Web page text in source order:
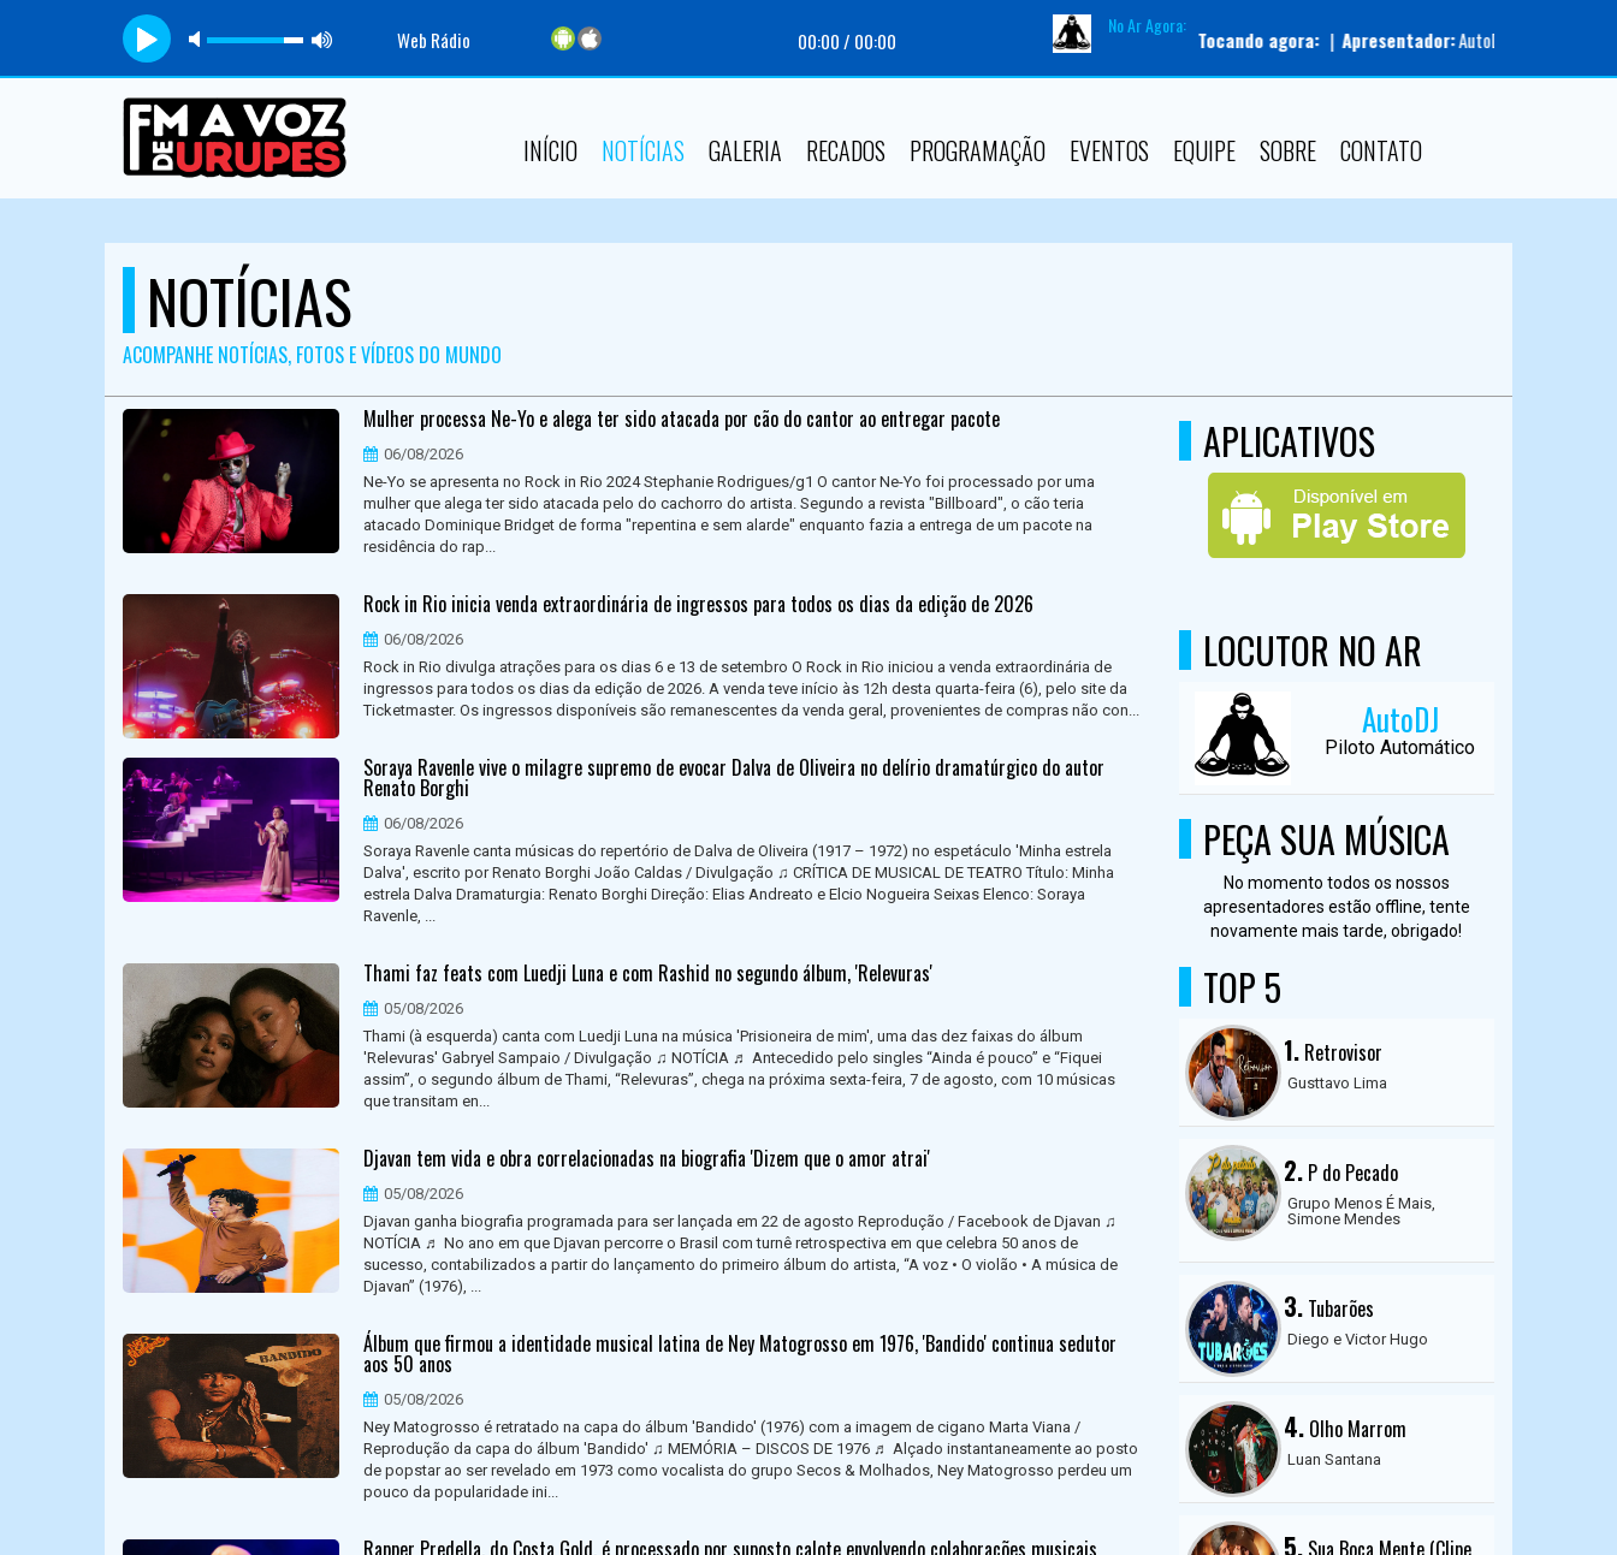
Web Rádio 00:00/ 00:00
No Ar Agora:
Tocando agora:|Apresentador:AutoDJ |Programa:
INÍCIO NOTÍCIAS GALERIA RECADOS PROGRAMAÇÃO EVENTOS EQUIPE SOBRE CONTATO
NOTÍCIAS
ACOMPANHE NOTÍCIAS, FOTOS E VÍDEOS DO MUNDO
Mulher processa Ne-Yo e alega ter sido atacada por cão do cantor ao entregar pacote
06/08/2026
Ne-Yo se apresenta no Rock in Rio 2024 Stephanie Rodrigues/g1 O cantor Ne-Yo foi processado por uma
mulher que alega ter sido atacada pelo do cachorro do artista. Segundo a revista "Billboard", o cão teria
atacado Dominique Bridget de forma "repentina e sem alarde" enquanto fazia a entrega de um pacote na
residência do rap...
Rock in Rio inicia venda extraordinária de ingressos para todos os dias da edição de 2026
06/08/2026
Rock in Rio divulga atrações para os dias 6 e 13 de setembro O Rock in Rio iniciou a venda extraordinária de
ingressos para todos os dias da edição de 2026. A venda teve início às 12h desta quarta-feira (6), pelo site da
Ticketmaster. Os ingressos disponíveis são remanescentes da venda geral, provenientes de compras não con...
Soraya Ravenle vive o milagre supremo de evocar Dalva de Oliveira no delírio dramatúrgico do autor
Renato Borghi
06/08/2026
Soraya Ravenle canta músicas do repertório de Dalva de Oliveira (1917 – 1972) no espetáculo 'Minha estrela
Dalva', escrito por Renato Borghi João Caldas / Divulgação ♫ CRÍTICA DE MUSICAL DE TEATRO Título: Minha
estrela Dalva Dramaturgia: Renato Borghi Direção: Elias Andreato e Elcio Nogueira Seixas Elenco: Soraya
Ravenle, ...
Thami faz feats com Luedji Luna e com Rashid no segundo álbum, 'Relevuras'
05/08/2026
Thami (à esquerda) canta com Luedji Luna na música 'Prisioneira de mim', uma das dez faixas do álbum
'Relevuras' Gabryel Sampaio / Divulgação ♫ NOTÍCIA ♬ Antecedido pelo singles “Ainda é pouco” e “Fiquei
assim”, o segundo álbum de Thami, “Relevuras”, chega na próxima sexta-feira, 7 de agosto, com 10 músicas
que transitam en...
Djavan tem vida e obra correlacionadas na biografia 'Dizem que o amor atrai'
05/08/2026
Djavan ganha biografia programada para ser lançada em 22 de agosto Reprodução / Facebook de Djavan ♫
NOTÍCIA ♬ No ano em que Djavan percorre o Brasil com turnê retrospectiva em que celebra 50 anos de
sucesso, contabilizados a partir do lançamento do primeiro álbum do artista, “A voz • O violão • A música de
Djavan” (1976), ...
Álbum que firmou a identidade musical latina de Ney Matogrosso em 1976, 'Bandido' continua sedutor
aos 50 anos
05/08/2026
Ney Matogrosso é retratado na capa do álbum 'Bandido' (1976) com a imagem de cigano Marta Viana /
Reprodução da capa do álbum 'Bandido' ♫ MEMÓRIA – DISCOS DE 1976 ♬ Alçado instantaneamente ao posto
de popstar ao ser revelado em 1973 como vocalista do grupo Secos & Molhados, Ney Matogrosso perdeu um
pouco da popularidade ini...
Rapper Predella, do Costa Gold, é processado por suposto calote envolvendo colaborações musicais
APLICATIVOS
LOCUTOR NO AR
AutoDJ
Piloto Automático
PEÇA SUA MÚSICA
No momento todos os nossos
apresentadores estão offline, tente
novamente mais tarde, obrigado!
TOP 5
1.Retrovisor
Gusttavo Lima
2.P do Pecado
Grupo Menos É Mais,
Simone Mendes
3.Tubarões
Diego e Victor Hugo
4.Olho Marrom
Luan Santana
5.Sua Boca Mente (Clipe